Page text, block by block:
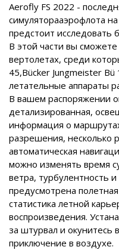
Aerofly FS 2022 -
симуляторааэрофлота
предстоит исследовать
В этой части вы
вертолетах, среди
45,Bücker Jungmeister
летательные аппараты
В вашем распоряжении
детализированная,
информация о
разрешения, несколько
автоматическая
можно изменять время
ветра, турбулентность
предусмотрена
статистика летной
воспроизведения.
за штурвал и
приключение в воздухе.